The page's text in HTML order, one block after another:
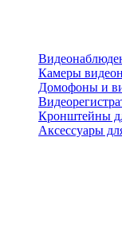
Камеры
Домофоны и
Кронштейны
Аксессуары